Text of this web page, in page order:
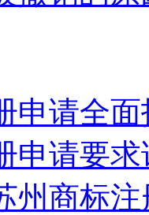
申请全面
申请要求
州商标